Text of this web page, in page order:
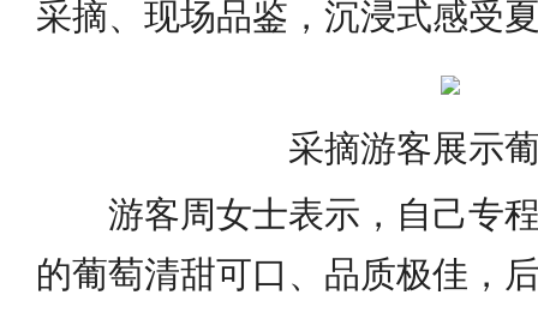
采摘、现场品鉴，沉浸式感受
采摘游客展示
游客周女士表示，自己专
的葡萄清甜可口、品质极佳，